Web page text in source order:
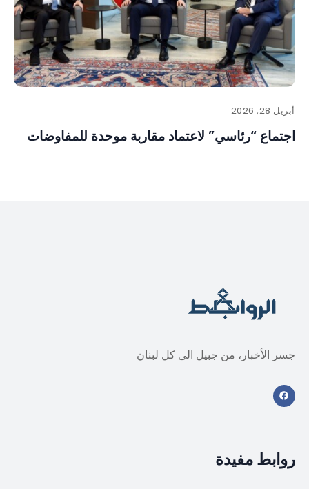
أبريل 28, 2026
اجتماع “رئاسي” لاعتماد مقاربة موحدة للمفاوضات
جسر الأخبار، من جبيل الى كل لبنان
روابط مفيدة